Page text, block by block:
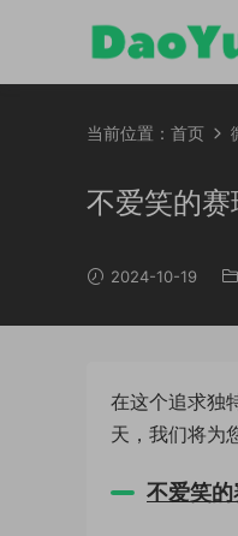
当前位置： 首页
不爱笑的
2024-10-19
在这个追求独
天，我们将为
不爱笑